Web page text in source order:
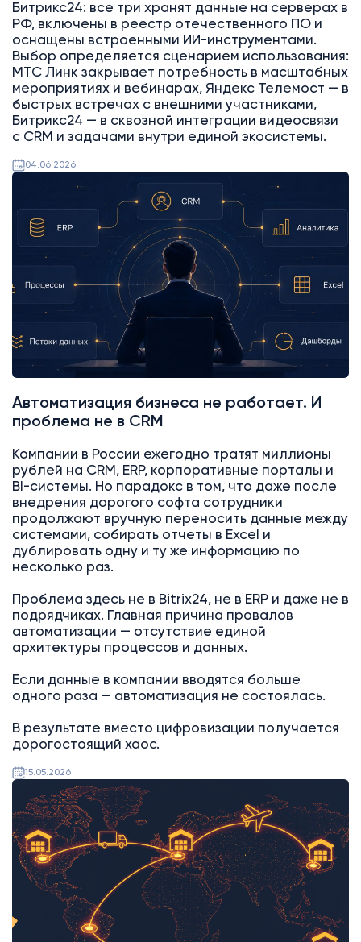
Битрикс24: все три хранят данные на серверах в
РФ, включены в реестр отечественного ПО и
оснащены встроенными ИИ-инструментами.
Выбор определяется сценарием использования:
МТС Линк закрывает потребность в масштабных
мероприятиях и вебинарах, Яндекс Телемост — в
быстрых встречах с внешними участниками,
Битрикс24 — в сквозной интеграции видеосвязи
с CRM и задачами внутри единой экосистемы.
04.06.2026
Битрикс24
Автоматизация бизнеса не работает. И
проблема не в CRM
Компании в России ежегодно тратят миллионы
рублей на CRM, ERP, корпоративные порталы и
BI-системы. Но парадокс в том, что даже после
внедрения дорогого софта сотрудники
продолжают вручную переносить данные между
системами, собирать отчеты в Excel и
дублировать одну и ту же информацию по
несколько раз.
Проблема здесь не в Bitrix24, не в ERP и даже не в
подрядчиках. Главная причина провалов
автоматизации — отсутствие единой
архитектуры процессов и данных.
Если данные в компании вводятся больше
одного раза — автоматизация не состоялась.
В результате вместо цифровизации получается
дорогостоящий хаос.
15.05.2026
AI
Битрикс24